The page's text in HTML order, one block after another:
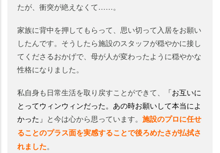
たが、衝突が絶えなくて……。
家族に背中を押してもらって、思い切って入居をお願い
したんです。そうしたら施設のスタッフが穏やかに接し
てくださるおかげで、母が人が変わったように穏やかな
性格になりました。
私自身も日常生活を取り戻すことができて、
「お互いに
とってウィンウィンだった。あの時お願いして本当によ
かった」 と今は心から思っています。 施設のプロに任せ
ることのプラス面を実感することで後ろめたさが払拭さ
れました。